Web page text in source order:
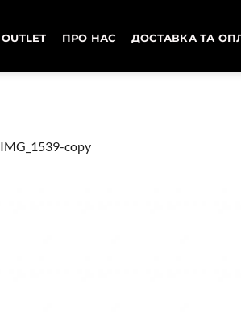
OUTLET ПРО НАС ДОСТАВКА ТА
IMG_1539-copy